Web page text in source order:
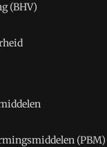
(BHV)
(PBM)